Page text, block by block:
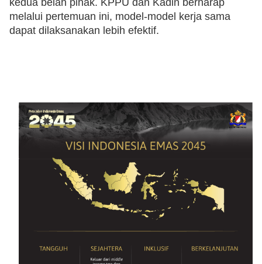
kedua belah pihak. KPPU dan Kadin berharap
melalui pertemuan ini, model-model kerja sama
dapat dilaksanakan lebih efektif.